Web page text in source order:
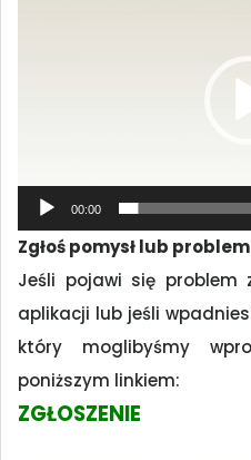
00:00
Zgłoś pomysł lub problem
Jeśli pojawi się problem
aplikacji lub jeśli
który moglibyśmy
poniższym linkiem:
ZGŁOSZENIE